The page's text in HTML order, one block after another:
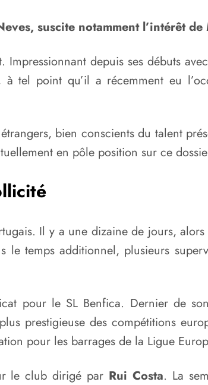
suscite notamment l’intérêt
depuis ses débuts
tel point qu’il a récemment eu
bien conscients du talent
en pôle position sur ce
Il y a une dizaine de jours,
le temps additionnel, plusieurs
pour le SL Benfica. Dernier de
prestigieuse des compétitions
pour les barrages de la Ligue
le club dirigé par Rui Costa. La